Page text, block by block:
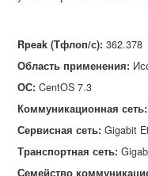
Rpeak (Тфлоп/с): 362.378
Область применения:
ОС: CentOS 7.3
Коммуникационная сеть:
Сервисная сеть: Gigabit
Транспортная сеть:
Семейство